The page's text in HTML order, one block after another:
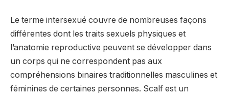
Le terme intersexué couvre de nombreuses façons
différentes dont les traits sexuels physiques et
l’anatomie reproductive peuvent se développer dans
un corps qui ne correspondent pas aux
compréhensions binaires traditionnelles masculines et
féminines de certaines personnes. Scalf est un